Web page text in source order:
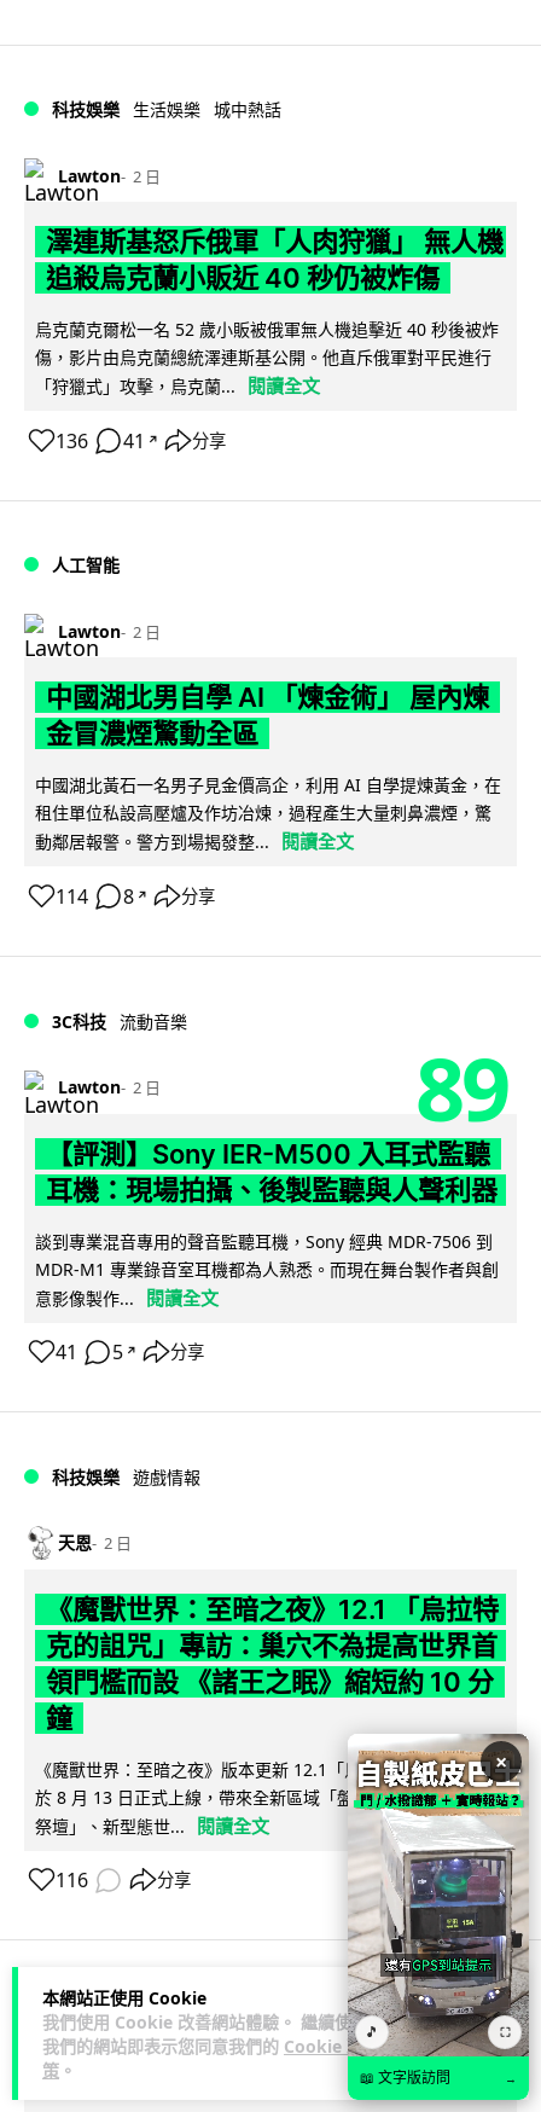
本網站正使用 Cookie
我們使用 Cookie 改善網站體驗。 繼續使用
我們的網站即表示您同意我們的 Cookie 政
策 。
科技娛樂 生活娛樂 城中熱話
Lawton 2 日
澤連斯基怒斥俄軍「人肉狩獵」 無人機
追殺烏克蘭小販近 40 秒仍被炸傷
烏克蘭克爾松一名 52 歲小販被俄軍無人機追擊近 40 秒後被炸
傷，影片由烏克蘭總統澤連斯基公開。他直斥俄軍對平民進行
「狩獵式」攻擊，烏克蘭...
閱讀全文
136 41 ↗ 分享
人工智能
Lawton 2 日
中國湖北男自學 AI 「煉金術」 屋內煉
金冒濃煙驚動全區
中國湖北黃石一名男子見金價高企，利用 AI 自學提煉黃金，在
租住單位私設高壓爐及作坊冶煉，過程產生大量刺鼻濃煙，驚
動鄰居報警。警方到場揭發整...
閱讀全文
114 8 ↗ 分享
3C科技 流動音樂
Lawton 2 日 89
【評測】Sony IER-M500 入耳式監聽
耳機：現場拍攝、後製監聽與人聲利器
談到專業混音專用的聲音監聽耳機，Sony 經典 MDR-7506 到
MDR-M1 專業錄音室耳機都為人熟悉。而現在舞台製作者與創
意影像製作...
閱讀全文
41 5 ↗ 分享
科技娛樂 遊戲情報
天恩 2 日
《魔獸世界：至暗之夜》12.1 「烏拉特
克的詛咒」專訪：巢穴不為提高世界首
領門檻而設 《諸王之眠》縮短約 10 分
鐘
《魔獸世界：至暗之夜》版本更新 12.1「烏拉特克的詛咒」將
於 8 月 13 日正式上線，帶來全新區域「盤蛇島」、地城「毒牙
祭壇」、新型態世...
閱讀全文
116 分享
科技娛樂 遊戲情報
Lawton
×
🎵 ⛶
📖 文字版訪問 →